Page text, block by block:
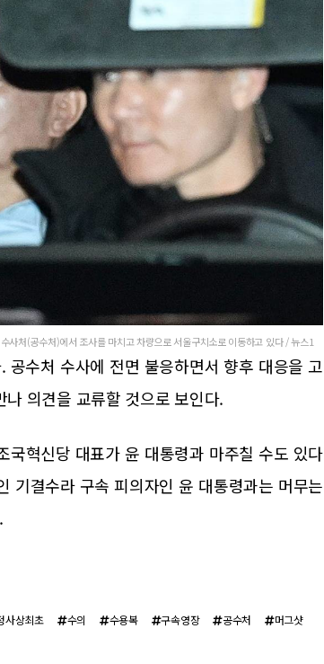
사처(공수처)에서 조사를 마치고 차량으로 서울구치소로 이동하고 있다 / 뉴스1
수처 수사에 전면 불응하면서 향후 대응을 고
의견을 교류할 것으로 보인다.
혁신당 대표가 윤 대통령과 마주칠 수도 있다
기결수라 구속 피의자인 윤 대통령과는 머무는
사상최초 수의 수용복 구속영장 공수처 머그샷